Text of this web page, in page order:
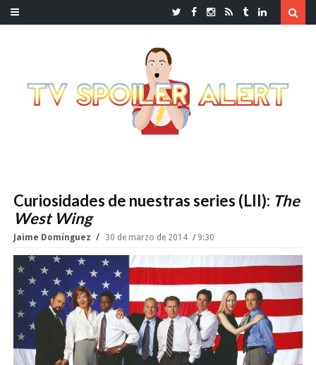
Curiosidades de nuestras series (LII): The
West Wing
Jaime Domínguez 30 de marzo de 2014 9:30